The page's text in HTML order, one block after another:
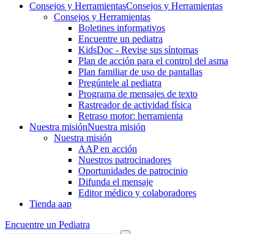
Consejos y HerramientasConsejos y Herramientas
Consejos y Herramientas
Boletines informativos
Encuentre un pediatra
KidsDoc - Revise sus síntomas
Plan de acción para el control del asma
Plan familiar de uso de pantallas
Pregúntele al pediatra
Programa de mensajes de texto
Rastre​​ador de activida​d física
Retraso motor: herramienta
Nuestra misiónNuestra misión
Nuestra misión
AAP en acción
Nuestros patrocinadores
Oportunidades de patrocinio
Difunda el mensaje
Editor médico y colaboradores
Tienda aap
Encuentre un Pediatra